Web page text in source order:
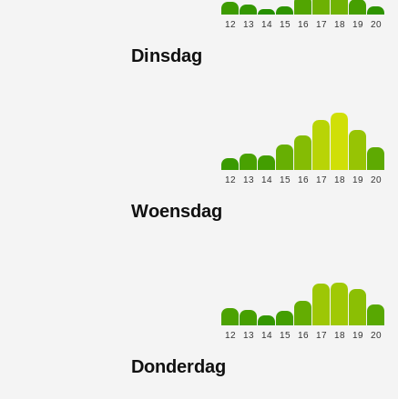
12 13 14 15 16 17 18 19 20
Dinsdag
12 13 14 15 16 17 18 19 20
Woensdag
12 13 14 15 16 17 18 19 20
Donderdag